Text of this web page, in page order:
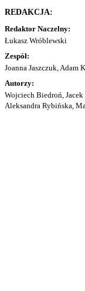
REDAKCJA:
Redaktor Naczelny:
Łukasz Wróblewski
Zespół:
Joanna Jaszczuk, Adam
Autorzy:
Wojciech Biedroń,
Aleksandra Rybińska,